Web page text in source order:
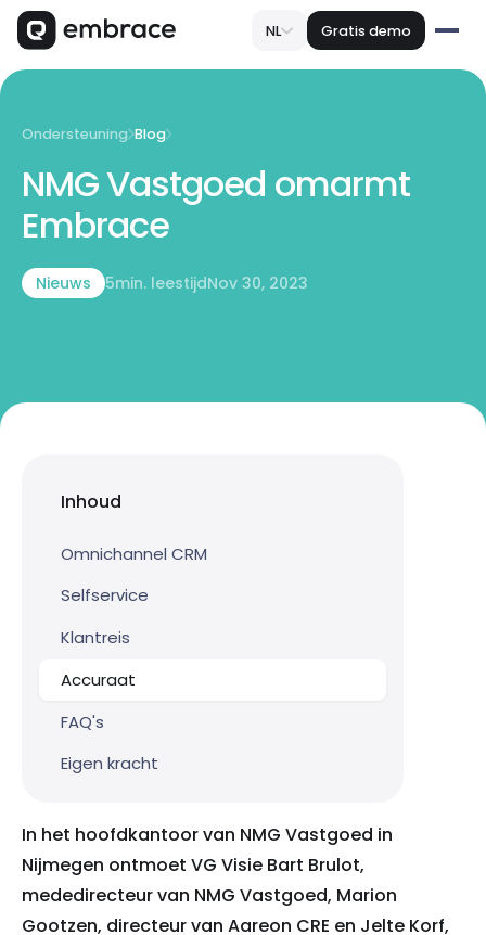
NL Gratis demo
Ondersteuning Blog
NMG Vastgoed omarmt
Embrace
Nieuws 5min. leestijdNov 30, 2023
Inhoud
Omnichannel CRM
Selfservice
Klantreis
Accuraat
FAQ's
Eigen kracht
In het hoofdkantoor van NMG Vastgoed in
Nijmegen ontmoet VG Visie Bart Brulot,
mededirecteur van NMG Vastgoed, Marion
Gootzen, directeur van Aareon CRE en Jelte Korf,